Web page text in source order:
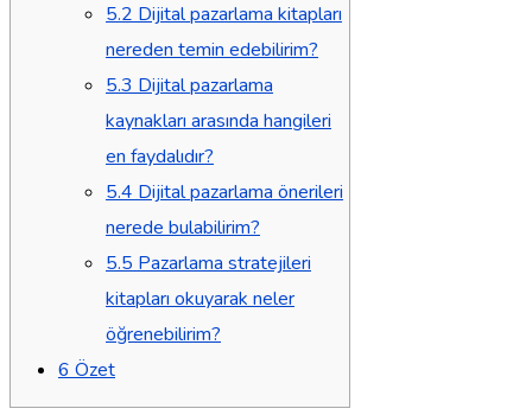
5.2 Dijital pazarlama kitapları
nereden temin edebilirim?
5.3 Dijital pazarlama
kaynakları arasında hangileri
en faydalıdır?
5.4 Dijital pazarlama önerileri
nerede bulabilirim?
5.5 Pazarlama stratejileri
kitapları okuyarak neler
öğrenebilirim?
6 Özet